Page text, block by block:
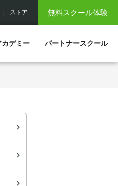
無料スクール体験
ストア
カデミー パートナースクール